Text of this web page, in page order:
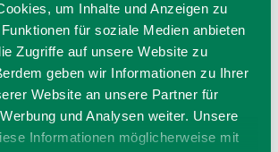
um Inhalte und Anzeigen zu
für soziale Medien anbieten
Zugriffe auf unsere Website zu
geben wir Informationen zu Ihrer
Website an unsere Partner für
und Analysen weiter. Unsere
Informationen möglicherweise mit